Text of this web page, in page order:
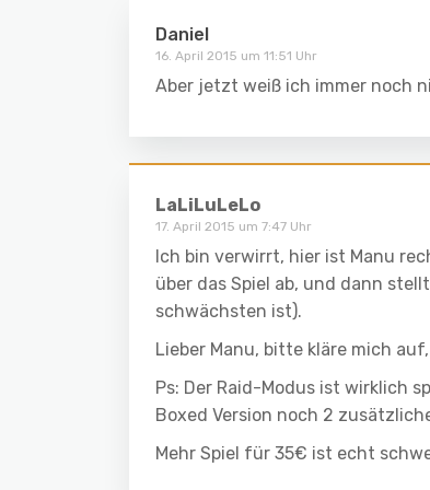
Daniel
16. April 2015 um 11:51 Uhr
Aber jetzt weiß ich immer noch
LaLiLuLeLo
17. April 2015 um 7:47 Uhr
Ich bin verwirrt, hier ist Manu
über das Spiel ab, und dann
schwächsten ist).
Lieber Manu, bitte kläre mich
Ps: Der Raid-Modus ist wirklich
Boxed Version noch 2
Mehr Spiel für 35€ ist echt